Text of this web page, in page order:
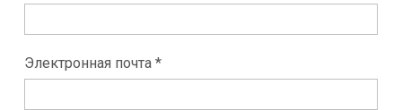
Электронная почта *